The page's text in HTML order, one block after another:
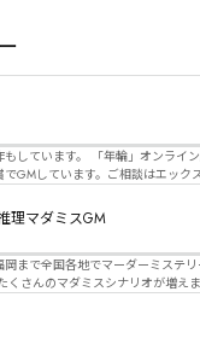
しています。 「年輪」オンライ
GMしています。ご相談はエック
理マダミスGM
まで全国各地でマーダーミステ
ステリーというジャンル名でたく
のある本格推理マーダーミステリ